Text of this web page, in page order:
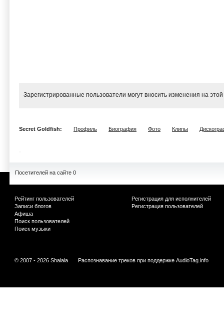
Зарегистрированные пользователи могут вносить изменения на
Secret Goldfish: Профиль Биография Фото Клипы
Посетителей на сайте 0
Рейтинг пользователей
Записи блогов
Афиша
Поиск пользователей
Поиск музыки
Регистрация для исполнителей
Регистрация пользователей
© 2007 - 2026 Shalala Распознавание треков при поддержке AudioTag.info